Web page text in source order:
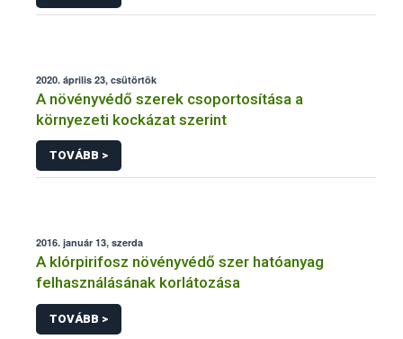
2020. április 23, csütörtök
A növényvédő szerek csoportosítása a
környezeti kockázat szerint
TOVÁBB >
2016. január 13, szerda
A klórpirifosz növényvédő szer hatóanyag
felhasználásának korlátozása
TOVÁBB >